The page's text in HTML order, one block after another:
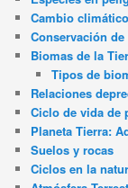
Cambio climático
Conservación
Biomas de la
Tipos de
Relaciones
Ciclo de vida de
Planeta Tierra:
Suelos y rocas
Ciclos en la